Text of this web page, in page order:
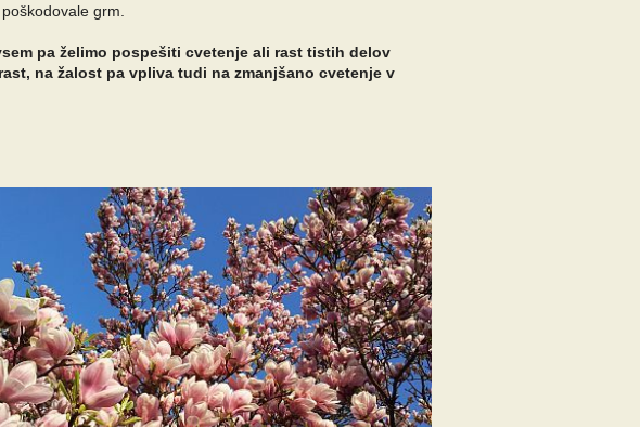
grm.
pa želimo pospešiti cvetenje ali rast tistih delov
na žalost pa vpliva tudi na zmanjšano cvetenje v